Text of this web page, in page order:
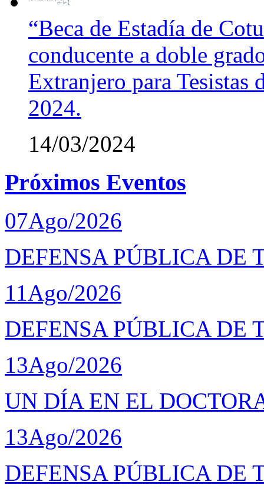
“Beca de Estadía de
conducente a doble
Extranjero para Tesistas
2024.
14/03/2024
Próximos Eventos
07Ago/2026
DEFENSA PÚBLICA DE
11 Ago/2026
DEFENSA PÚBLICA DE
13Ago/2026
UN DÍA EN EL
13Ago/2026
DEFENSA PÚBLICA DE